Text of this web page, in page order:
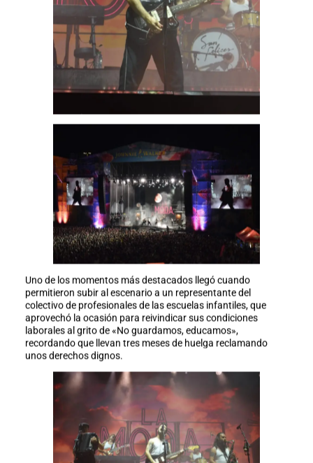
Uno de los momentos más destacados llegó cuando
permitieron subir al escenario a un representante del
colectivo de profesionales de las escuelas infantiles, que
aprovechó la ocasión para reivindicar sus condiciones
laborales al grito de «No guardamos, educamos»,
recordando que llevan tres meses de huelga reclamando
unos derechos dignos.